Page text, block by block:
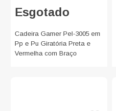
Esgotado
Cadeira Gamer Pel-3005 em
Pp e Pu Giratória Preta e
Vermelha com Braço